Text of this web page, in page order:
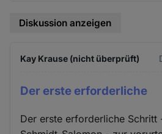
Diskussion anzeigen
Kay Krause (nicht überprüft)
Der erste erforderliche
Der erste erforderliche Schritt